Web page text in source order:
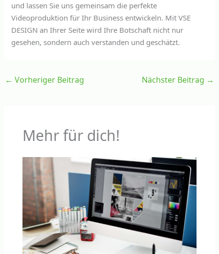
und lassen Sie uns gemeinsam die perfekte
Videoproduktion für Ihr Business entwickeln. Mit VSE
DESIGN an Ihrer Seite wird Ihre Botschaft nicht nur
gesehen, sondern auch verstanden und geschätzt.
← Vorheriger Beitrag Nächster Beitrag →
Mehr für dich!